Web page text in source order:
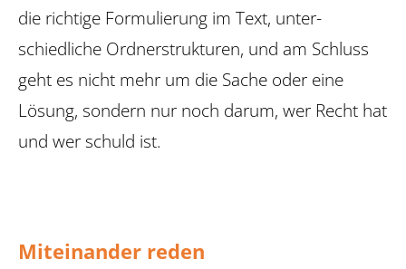
die richtige ­Formulierung im Text, unter­
schiedliche Ordnerstrukturen, und am Schluss
geht es nicht mehr um die ­Sache oder eine
Lösung, sondern nur noch darum, wer Recht hat
und wer schuld ist.
Miteinander reden